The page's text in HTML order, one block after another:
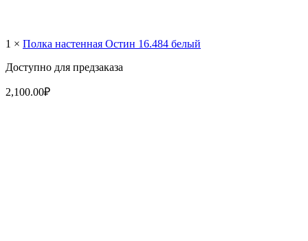
1 × Полка настенная Остин 16.484 белый
Доступно для предзаказа
2,100.00₽